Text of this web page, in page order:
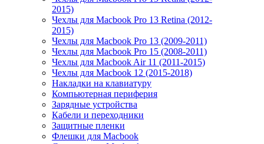
2015)
Чехлы для Macbook Pro 13 Retina (2012-
2015)
Чехлы для Macbook Pro 13 (2009-2011)
Чехлы для Macbook Pro 15 (2008-2011)
Чехлы для Macbook Air 11 (2011-2015)
Чехлы для Macbook 12 (2015-2018)
Накладки на клавиатуру
Компьютерная периферия
Зарядные устройства
Кабели и переходники
Защитные пленки
Флешки для Macbook